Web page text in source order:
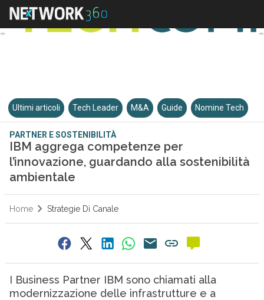
Ultimi articoli Tech Leader M&A Guide Nomine Tech
PARTNER E SOSTENIBILITÀ
IBM aggrega competenze per
l’innovazione, guardando alla sostenibilità
ambientale
Home Strategie Di Canale
I Business Partner IBM sono chiamati alla
modernizzazione delle infrastrutture e a